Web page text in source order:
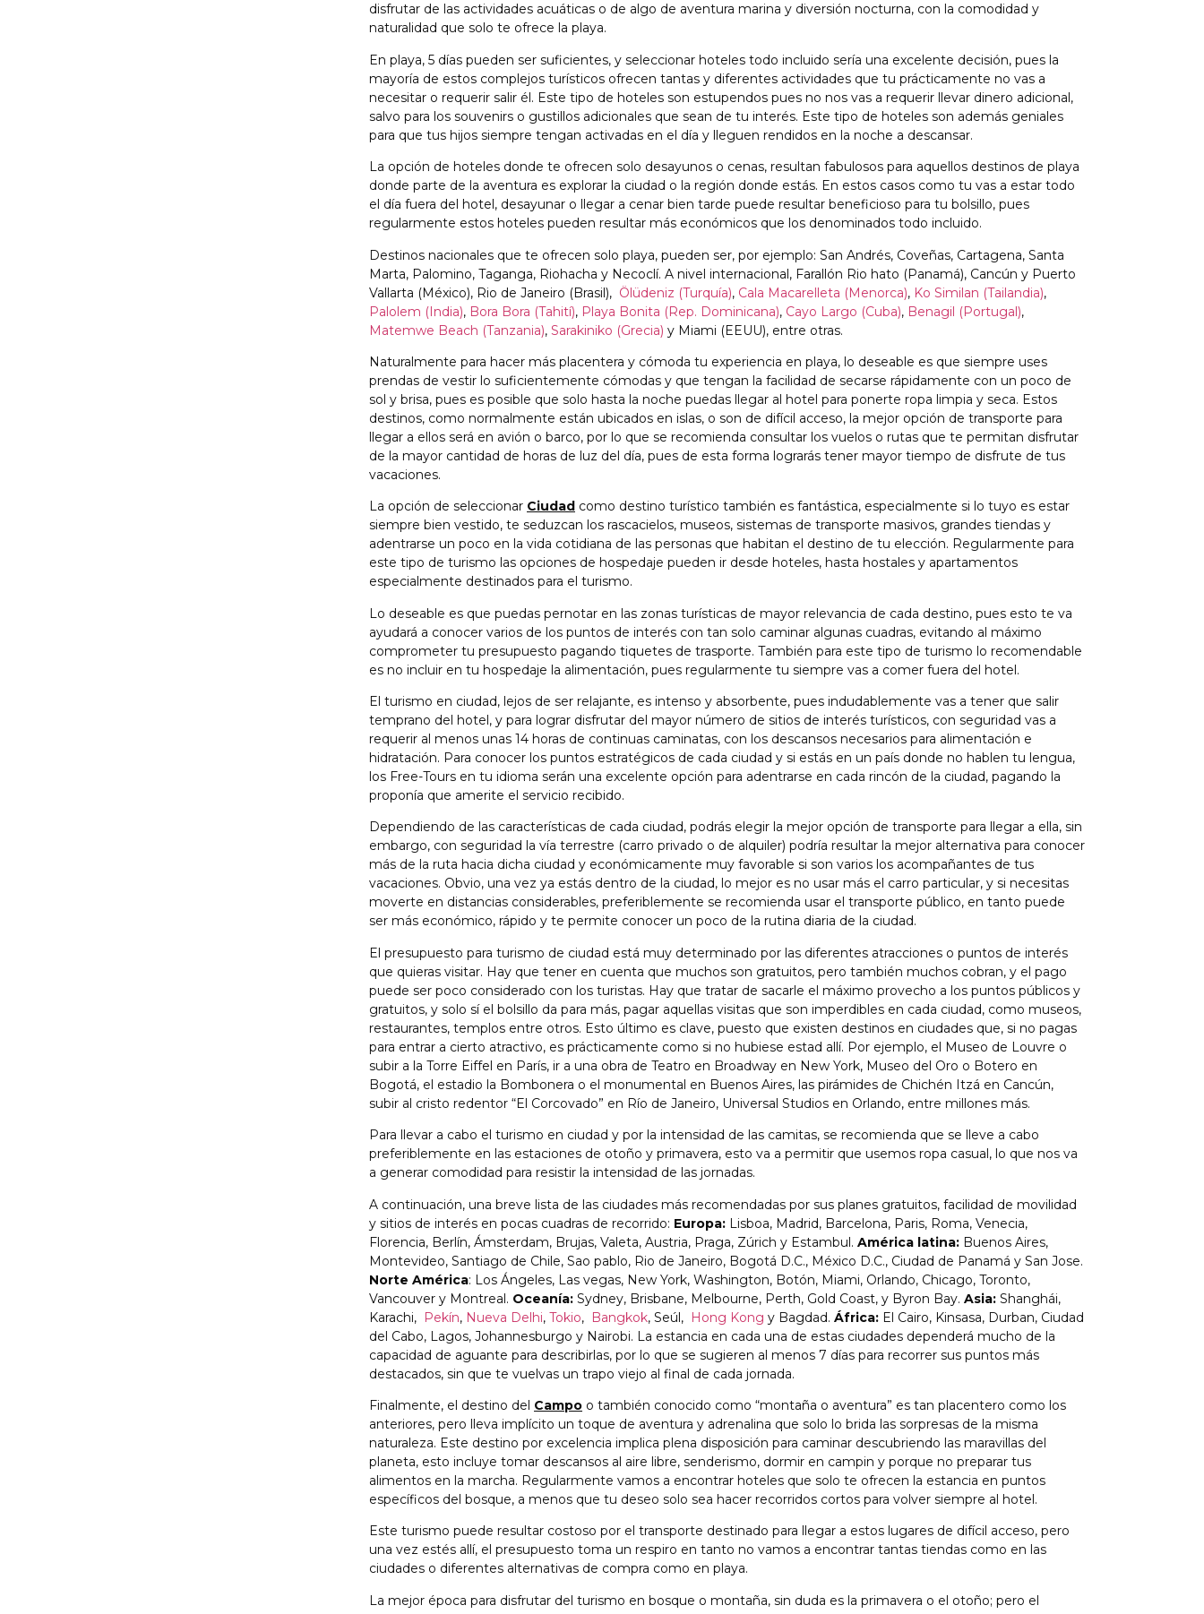
disfrutar de las actividades acuáticas o de algo de aventura marina y diversión nocturna, con la comodidad y
naturalidad que solo te ofrece la playa.
En playa, 5 días pueden ser suficientes, y seleccionar hoteles todo incluido sería una excelente decisión, pues la
mayoría de estos complejos turísticos ofrecen tantas y diferentes actividades que tu prácticamente no vas a
necesitar o requerir salir él. Este tipo de hoteles son estupendos pues no nos vas a requerir llevar dinero adicional,
salvo para los souvenirs o gustillos adicionales que sean de tu interés. Este tipo de hoteles son además geniales
para que tus hijos siempre tengan activadas en el día y lleguen rendidos en la noche a descansar.
La opción de hoteles donde te ofrecen solo desayunos o cenas, resultan fabulosos para aquellos destinos de playa
donde parte de la aventura es explorar la ciudad o la región donde estás. En estos casos como tu vas a estar todo
el día fuera del hotel, desayunar o llegar a cenar bien tarde puede resultar beneficioso para tu bolsillo, pues
regularmente estos hoteles pueden resultar más económicos que los denominados todo incluido.
Destinos nacionales que te ofrecen solo playa, pueden ser, por ejemplo: San Andrés, Coveñas, Cartagena, Santa
Marta, Palomino, Taganga, Riohacha y Necoclí. A nivel internacional, Farallón Rio hato (Panamá), Cancún y Puerto
Vallarta (México), Rio de Janeiro (Brasil), Ölüdeniz (Turquía), Cala Macarelleta (Menorca), Ko Similan (Tailandia),
Palolem (India), Bora Bora (Tahití), Playa Bonita (Rep. Dominicana), Cayo Largo (Cuba), Benagil (Portugal),
Matemwe Beach (Tanzania), Sarakiniko (Grecia) y Miami (EEUU), entre otras.
Naturalmente para hacer más placentera y cómoda tu experiencia en playa, lo deseable es que siempre uses
prendas de vestir lo suficientemente cómodas y que tengan la facilidad de secarse rápidamente con un poco de
sol y brisa, pues es posible que solo hasta la noche puedas llegar al hotel para ponerte ropa limpia y seca. Estos
destinos, como normalmente están ubicados en islas, o son de difícil acceso, la mejor opción de transporte para
llegar a ellos será en avión o barco, por lo que se recomienda consultar los vuelos o rutas que te permitan disfrutar
de la mayor cantidad de horas de luz del día, pues de esta forma lograrás tener mayor tiempo de disfrute de tus
vacaciones.
La opción de seleccionar Ciudad como destino turístico también es fantástica, especialmente si lo tuyo es estar
siempre bien vestido, te seduzcan los rascacielos, museos, sistemas de transporte masivos, grandes tiendas y
adentrarse un poco en la vida cotidiana de las personas que habitan el destino de tu elección. Regularmente para
este tipo de turismo las opciones de hospedaje pueden ir desde hoteles, hasta hostales y apartamentos
especialmente destinados para el turismo.
Lo deseable es que puedas pernotar en las zonas turísticas de mayor relevancia de cada destino, pues esto te va
ayudará a conocer varios de los puntos de interés con tan solo caminar algunas cuadras, evitando al máximo
comprometer tu presupuesto pagando tiquetes de trasporte. También para este tipo de turismo lo recomendable
es no incluir en tu hospedaje la alimentación, pues regularmente tu siempre vas a comer fuera del hotel.
El turismo en ciudad, lejos de ser relajante, es intenso y absorbente, pues indudablemente vas a tener que salir
temprano del hotel, y para lograr disfrutar del mayor número de sitios de interés turísticos, con seguridad vas a
requerir al menos unas 14 horas de continuas caminatas, con los descansos necesarios para alimentación e
hidratación. Para conocer los puntos estratégicos de cada ciudad y si estás en un país donde no hablen tu lengua,
los Free-Tours en tu idioma serán una excelente opción para adentrarse en cada rincón de la ciudad, pagando la
proponía que amerite el servicio recibido.
Dependiendo de las características de cada ciudad, podrás elegir la mejor opción de transporte para llegar a ella, sin
embargo, con seguridad la vía terrestre (carro privado o de alquiler) podría resultar la mejor alternativa para conocer
más de la ruta hacia dicha ciudad y económicamente muy favorable si son varios los acompañantes de tus
vacaciones. Obvio, una vez ya estás dentro de la ciudad, lo mejor es no usar más el carro particular, y si necesitas
moverte en distancias considerables, preferiblemente se recomienda usar el transporte público, en tanto puede
ser más económico, rápido y te permite conocer un poco de la rutina diaria de la ciudad.
El presupuesto para turismo de ciudad está muy determinado por las diferentes atracciones o puntos de interés
que quieras visitar. Hay que tener en cuenta que muchos son gratuitos, pero también muchos cobran, y el pago
puede ser poco considerado con los turistas. Hay que tratar de sacarle el máximo provecho a los puntos públicos y
gratuitos, y solo sí el bolsillo da para más, pagar aquellas visitas que son imperdibles en cada ciudad, como museos,
restaurantes, templos entre otros. Esto último es clave, puesto que existen destinos en ciudades que, si no pagas
para entrar a cierto atractivo, es prácticamente como si no hubiese estad allí. Por ejemplo, el Museo de Louvre o
subir a la Torre Eiffel en París, ir a una obra de Teatro en Broadway en New York, Museo del Oro o Botero en
Bogotá, el estadio la Bombonera o el monumental en Buenos Aires, las pirámides de Chichén Itzá en Cancún,
subir al cristo redentor “El Corcovado” en Río de Janeiro, Universal Studios en Orlando, entre millones más.
Para llevar a cabo el turismo en ciudad y por la intensidad de las camitas, se recomienda que se lleve a cabo
preferiblemente en las estaciones de otoño y primavera, esto va a permitir que usemos ropa casual, lo que nos va
a generar comodidad para resistir la intensidad de las jornadas.
A continuación, una breve lista de las ciudades más recomendadas por sus planes gratuitos, facilidad de movilidad
y sitios de interés en pocas cuadras de recorrido: Europa: Lisboa, Madrid, Barcelona, Paris, Roma, Venecia,
Florencia, Berlín, Ámsterdam, Brujas, Valeta, Austria, Praga, Zúrich y Estambul. América latina: Buenos Aires,
Montevideo, Santiago de Chile, Sao pablo, Rio de Janeiro, Bogotá D.C., México D.C., Ciudad de Panamá y San Jose.
Norte América: Los Ángeles, Las vegas, New York, Washington, Botón, Miami, Orlando, Chicago, Toronto,
Vancouver y Montreal. Oceanía: Sydney, Brisbane, Melbourne, Perth, Gold Coast, y Byron Bay. Asia: Shanghái,
Karachi, Pekín, Nueva Delhi, Tokio, Bangkok, Seúl, Hong Kong y Bagdad. África: El Cairo, Kinsasa, Durban, Ciudad
del Cabo, Lagos, Johannesburgo y Nairobi. La estancia en cada una de estas ciudades dependerá mucho de la
capacidad de aguante para describirlas, por lo que se sugieren al menos 7 días para recorrer sus puntos más
destacados, sin que te vuelvas un trapo viejo al final de cada jornada.
Finalmente, el destino del Campo o también conocido como “montaña o aventura” es tan placentero como los
anteriores, pero lleva implícito un toque de aventura y adrenalina que solo lo brida las sorpresas de la misma
naturaleza. Este destino por excelencia implica plena disposición para caminar descubriendo las maravillas del
planeta, esto incluye tomar descansos al aire libre, senderismo, dormir en campin y porque no preparar tus
alimentos en la marcha. Regularmente vamos a encontrar hoteles que solo te ofrecen la estancia en puntos
específicos del bosque, a menos que tu deseo solo sea hacer recorridos cortos para volver siempre al hotel.
Este turismo puede resultar costoso por el transporte destinado para llegar a estos lugares de difícil acceso, pero
una vez estés allí, el presupuesto toma un respiro en tanto no vamos a encontrar tantas tiendas como en las
ciudades o diferentes alternativas de compra como en playa.
La mejor época para disfrutar del turismo en bosque o montaña, sin duda es la primavera o el otoño; pero el